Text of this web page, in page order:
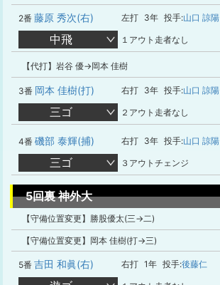
2番 藤原 秀次(右) 左打 3年 投手:山口 諒陽
中飛 １アウト走者なし
【代打】岩谷 優→岡本 佳樹
3番 岡本 佳樹(打) 右打 3年 投手:山口 諒陽
三ゴ ２アウト走者なし
4番 磯部 泰輝(捕) 右打 3年 投手:山口 諒陽
三ゴ ３アウトチェンジ
5回裏 神外大
【守備位置変更】勝股優太(三→二)
【守備位置変更】岡本 佳樹(打→三)
5番 吉田 和眞(右) 右打 1年 投手:後藤仁